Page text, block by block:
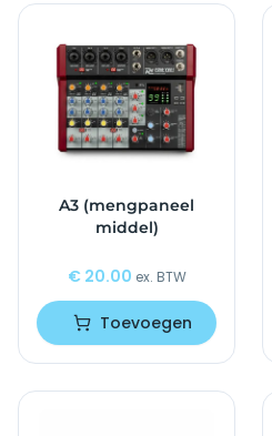
A3 (mengpaneel
middel)
€ 20.00 ex. BTW
Toevoegen